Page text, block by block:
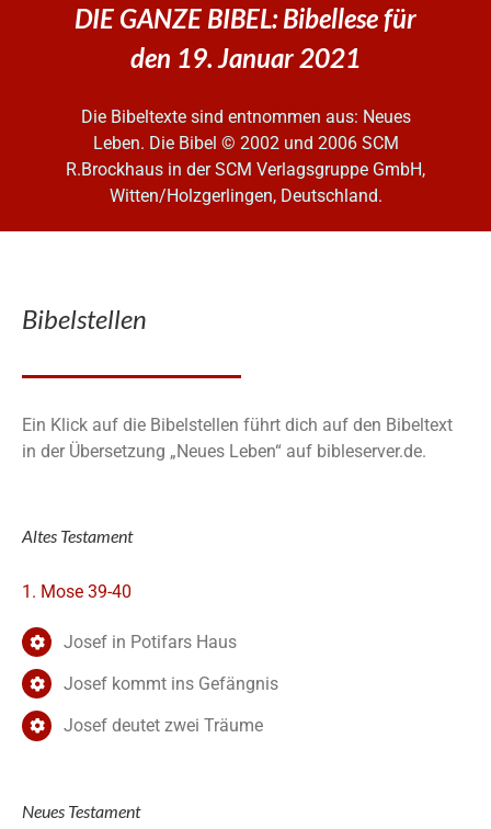
DIE GANZE BIBEL: Bibellese für
den 19. Januar 2021
Die Bibeltexte sind entnommen aus: Neues
Leben. Die Bibel © 2002 und 2006 SCM
R.Brockhaus in der SCM Verlagsgruppe GmbH,
Witten/Holzgerlingen, Deutschland.
Bibelstellen
Ein Klick auf die Bibelstellen führt dich auf den Bibeltext
in der Übersetzung „Neues Leben“ auf bibleserver.de.
Altes Testament
1. Mose 39-40
Josef in Potifars Haus
Josef kommt ins Gefängnis
Josef deutet zwei Träume
Neues Testament